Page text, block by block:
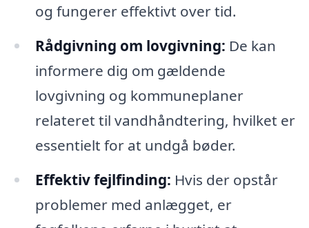
og fungerer effektivt over tid.
Rådgivning om lovgivning: De kan
informere dig om gældende
lovgivning og kommuneplaner
relateret til vandhåndtering, hvilket er
essentielt for at undgå bøder.
Effektiv fejlfinding: Hvis der opstår
problemer med anlægget, er